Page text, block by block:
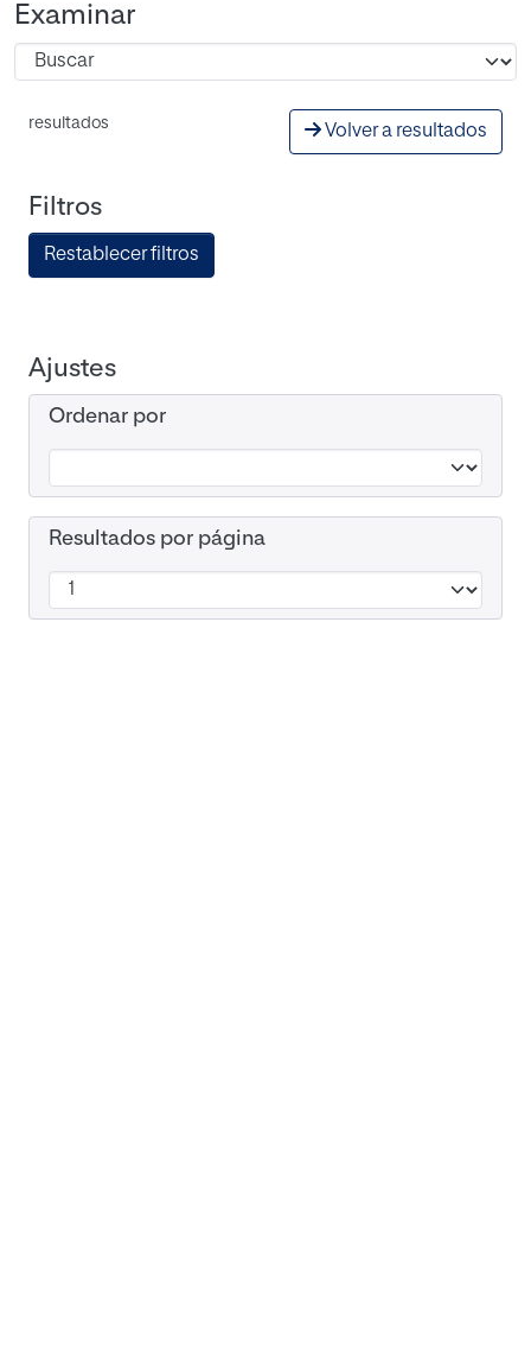
Examinar
resultados Volver a resultados
Filtros
Restablecer filtros
Ajustes
Ordenar por
Resultados por página